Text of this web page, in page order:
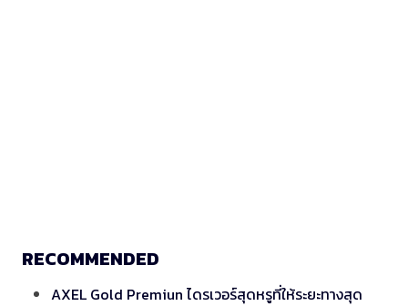
RECOMMENDED
AXEL Gold Premiun ไดรเวอร์สุดหรูที่ให้ระยะทางสุด